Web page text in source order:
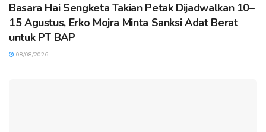
Basara Hai Sengketa Takian Petak Dijadwalkan 10–
15 Agustus, Erko Mojra Minta Sanksi Adat Berat
untuk PT BAP
08/08/2026